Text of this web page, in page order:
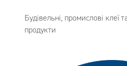
Будівельні, промислові клеї
продукти